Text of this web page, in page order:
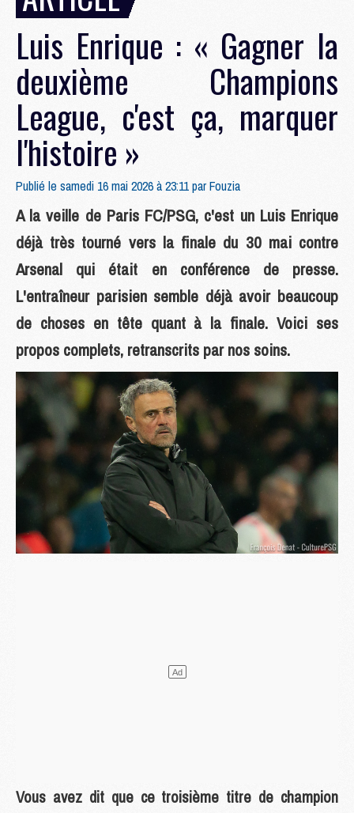
Luis Enrique : « Gagner la
deuxième Champions
League, c'est ça, marquer
l'histoire »
Publié le samedi 16 mai 2026 à 23:11 parFouzia
A la veille de Paris FC/PSG, c'est un Luis Enrique
déjà très tourné vers la finale du 30 mai contre
Arsenal qui était en conférence de presse.
L'entraîneur parisien semble déjà avoir beaucoup
de choses en tête quant à la finale. Voici ses
propos complets, retranscrits par nos soins.
Vous avez dit que ce troisième titre de champion